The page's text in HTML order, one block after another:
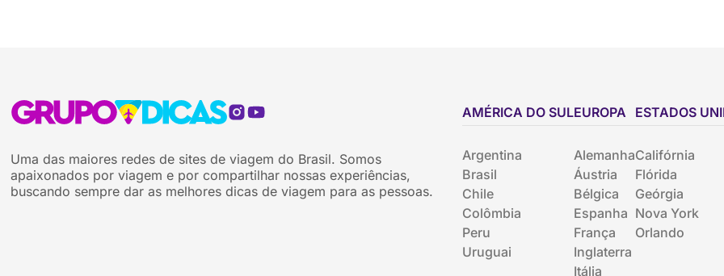
Uma das maiores redes de sites de viagem do Brasil. Somos
apaixonados por viagem e por compartilhar nossas experiências,
buscando sempre dar as melhores dicas de viagem para as pessoas.
AMÉRICA DO SUL
Argentina
Brasil
Chile
Colômbia
Peru
Uruguai
EUROPA
Alemanha
Áustria
Bélgica
Espanha
França
Inglaterra
Itália
ESTADOS
Califórnia
Flórida
Geórgia
Nova York
Orlando